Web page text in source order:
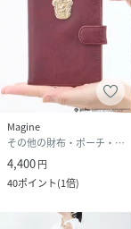
Magine
その他の財布・ポーチ・ケース
4,400円
40ポイント(1倍)